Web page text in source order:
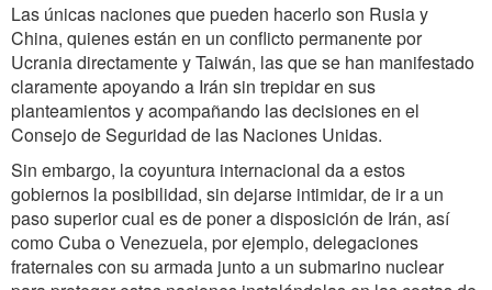
Las únicas naciones que pueden hacerlo son Rusia y
China, quienes están en un conflicto permanente por
Ucrania directamente y Taiwán, las que se han manifestado
claramente apoyando a Irán sin trepidar en sus
planteamientos y acompañando las decisiones en el
Consejo de Seguridad de las Naciones Unidas.
Sin embargo, la coyuntura internacional da a estos
gobiernos la posibilidad, sin dejarse intimidar, de ir a un
paso superior cual es de poner a disposición de Irán, así
como Cuba o Venezuela, por ejemplo, delegaciones
fraternales con su armada junto a un submarino nuclear